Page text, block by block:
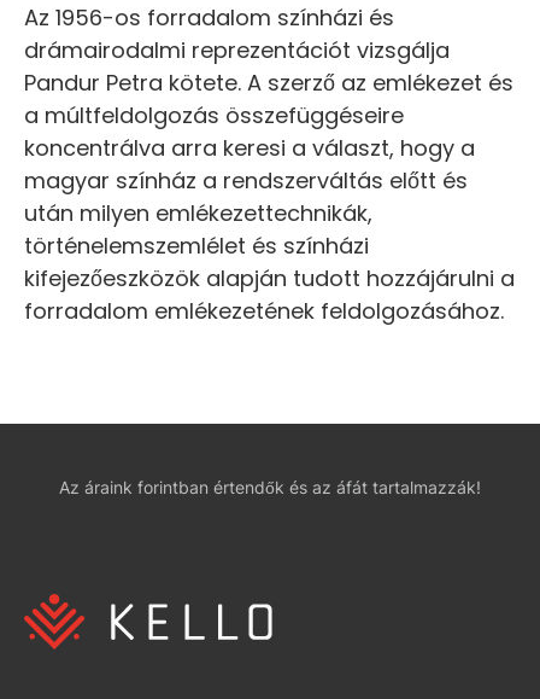
Az 1956-os forradalom színházi és
drámairodalmi reprezentációt vizsgálja
Pandur Petra kötete. A szerző az emlékezet és
a múltfeldolgozás összefüggéseire
koncentrálva arra keresi a választ, hogy a
magyar színház a rendszerváltás előtt és
után milyen emlékezettechnikák,
történelemszemlélet és színházi
kifejezőeszközök alapján tudott hozzájárulni a
forradalom emlékezetének feldolgozásához.
Az áraink forintban értendők és az áfát tartalmazzák!